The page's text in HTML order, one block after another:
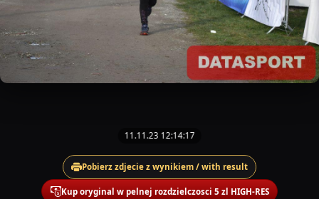
11.11.23 12:14:17
Pobierz zdjecie z wynikiem / with result
Kup oryginal w pelnej rozdzielczosci 5 zl HIGH-RES